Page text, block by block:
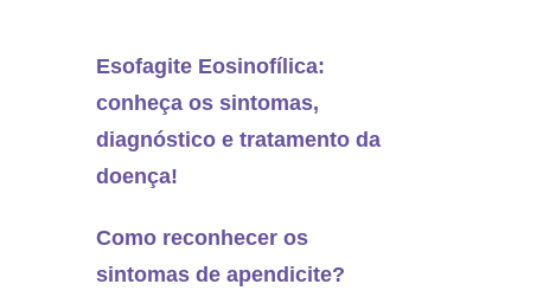
Esofagite Eosinofílica:
conheça os sintomas,
diagnóstico e tratamento da
doença!
Como reconhecer os
sintomas de apendicite?